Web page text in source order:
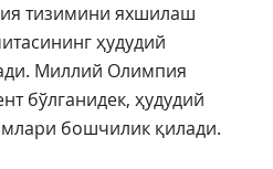
тизимини яхшилаш
ҳудудий
Миллий Олимпия
бўлганидек, ҳудудий
бошчилик қилади.